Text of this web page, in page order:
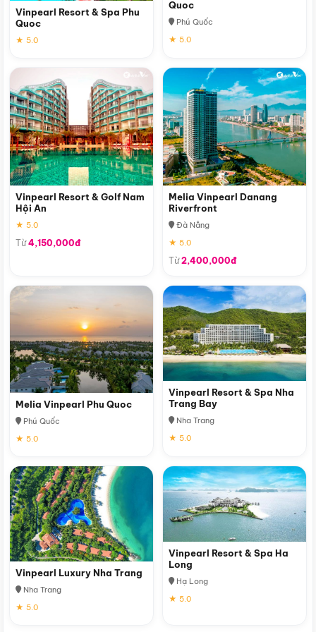
Vinpearl Resort & Spa Phu
Quoc
★ 5.0
Quoc
Phú Quốc
★ 5.0
Vinpearl Resort & Golf Nam
Hội An
★ 5.0
Từ4,150,000đ
Melia Vinpearl Danang
Riverfront
Đà Nẵng
★ 5.0
Từ2,400,000đ
Melia Vinpearl Phu Quoc
Phú Quốc
★ 5.0
Vinpearl Resort & Spa Nha
Trang Bay
Nha Trang
★ 5.0
Vinpearl Luxury Nha Trang
Nha Trang
★ 5.0
Vinpearl Resort & Spa Ha
Long
Hạ Long
★ 5.0